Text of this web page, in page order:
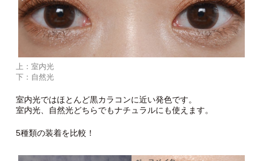
上：室内光
下：自然光
室内光ではほとんど黒カラコンに近い発色です。
室内光、自然光どちらでもナチュラルにも使えます。
5種類の装着を比較！